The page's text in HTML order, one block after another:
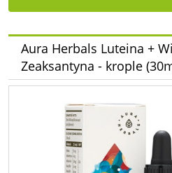
Aura Herbals Luteina +
Zeaksantyna - krople